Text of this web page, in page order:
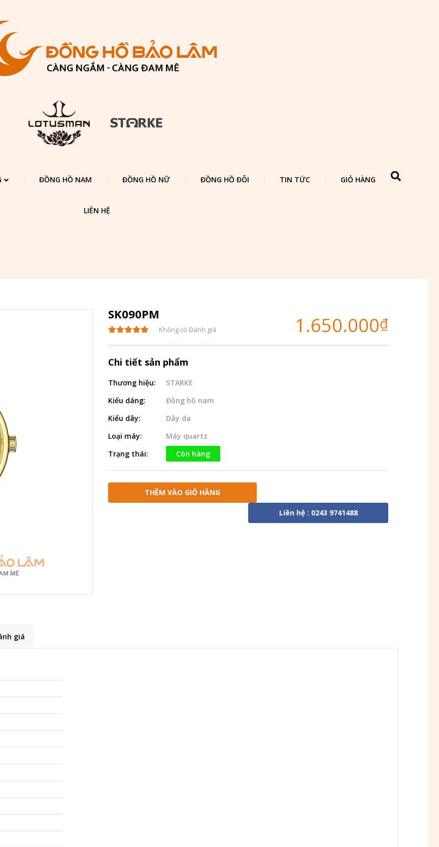
ĐỒNG HỒ NAM ĐỒNG HỒ NỮ ĐỒNG HỒ ĐÔI TIN TỨC GIỎ HÀNG
LIÊN HỆ
SK090PM
Không có Đánh giá 1.650.000₫
Chi tiết sản phẩm
Thương hiệu:
STARKE
Kiểu dáng:
Đồng hồ nam
Kiểu dây:
Dây da
Loại máy:
Máy quartz
Trạng thái:
Còn hàng
THÊM VÀO GIỎ HÀNG
Liên hệ : 0243 9741488
giá